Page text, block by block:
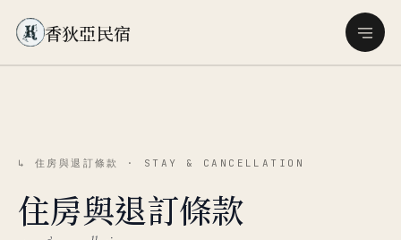
香狄亞民宿
↳ 住房與退訂條款 · STAY & CANCELLATION
住房與退訂條款